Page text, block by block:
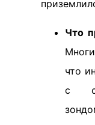
Что
что
с